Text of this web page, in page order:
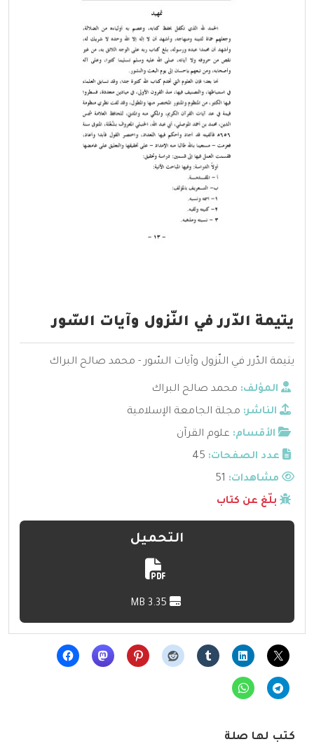
يتيمة الدّرر في النّزول وآيات السّور
يتيمة الدّرر في النّزول وآيات السّور - محمد صالح البراك
المؤلف: محمد صالح البراك
الناشر: مجلة الجامعة الإسلامية
الأقسام: علوم القرآن
عدد الصفحات: 45
مشاهدات:
بلّغ عن كتاب
التحميل
كتب لها صلة